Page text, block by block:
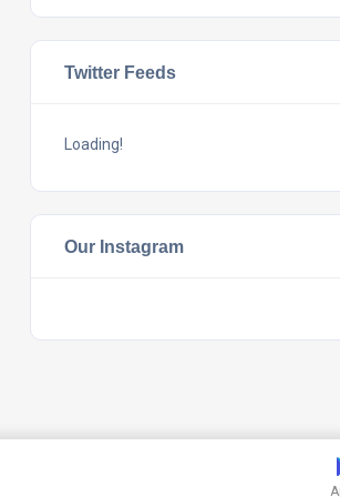
Twitter Feeds
Loading!
Our Instagram